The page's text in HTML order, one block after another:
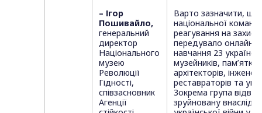
– Ігор
Пошивайло,
генеральний
директор
Національного
музею
Революції
Гідності,
співзасновник
Агенції
Варто зазначити,
національної
реагування на захист
передувало онлайн
навчання 23
музейників,
архітекторів,
реставраторів та
Зокрема група
зруйновану